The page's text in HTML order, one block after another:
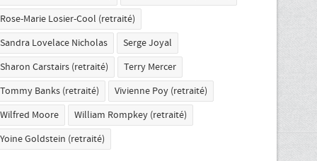
Rose-Marie Losier-Cool (retraité)
Sandra Lovelace Nicholas
Serge Joyal
Sharon Carstairs (retraité)
Terry Mercer
Tommy Banks (retraité)
Vivienne Poy (retraité)
Wilfred Moore
William Rompkey (retraité)
Yoine Goldstein (retraité)